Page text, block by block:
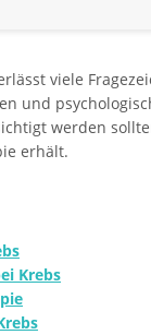
viele
und
werden
erhält.
Krebs